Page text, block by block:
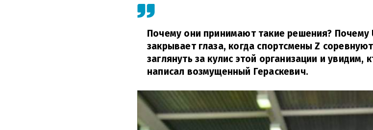
Почему они принимают такие решения?
закрывает глаза, когда спортсмены Z
заглянуть за кулис этой организации и увидим,
написал возмущенный Гераскевич.